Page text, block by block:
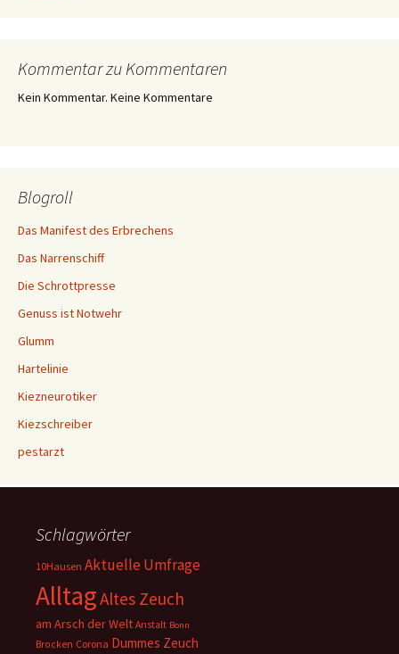
Kommentar zu Kommentaren
Kein Kommentar. Keine Kommentare
Blogroll
Das Manifest des Erbrechens
Das Narrenschiff
Die Schrottpresse
Genuss ist Notwehr
Glumm
Hartelinie
Kiezneurotiker
Kiezschreiber
pestarzt
Schlagwörter
10Hausen Aktuelle Umfrage
AlltagAltes Zeuch
am Arsch der Welt Anstalt Bonn
Brocken Corona Dummes Zeuch